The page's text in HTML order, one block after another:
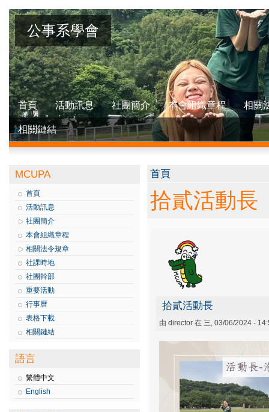
公事系學會
首頁 活動訊息 社團簡介 本會組織章程 相關
相關鏈結
MCUPA
首頁
活動訊息
社團簡介
本會組織章程
相關法令規章
社課時地
社團幹部
重要活動
行事曆
表格下載
相關鏈結
語言
繁體中文
English
您在這裡
首頁
拾貳活動長
拾貳活動長
由 director在 三, 03/06/2024 -